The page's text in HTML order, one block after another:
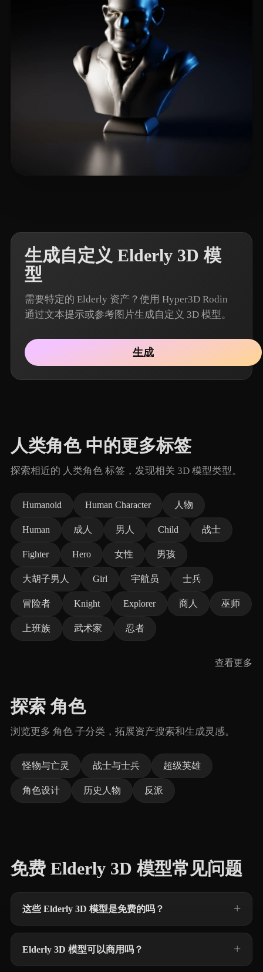
生成自定义 Elderly 3D 模
型
需要特定的 Elderly 资产？使用 Hyper3D Rodin
通过文本提示或参考图片生成自定义 3D 模型。
生成
人类角色 中的更多标签
探索相近的 人类角色 标签，发现相关 3D 模型类型。
Humanoid Human Character 人物
Human 成人 男人 Child 战士
Fighter Hero 女性 男孩
大胡子男人 Girl 宇航员 士兵
冒险者 Knight Explorer 商人 巫师
上班族 武术家 忍者
查看更多
探索 角色
浏览更多 角色 子分类，拓展资产搜索和生成灵感。
怪物与亡灵 战士与士兵 超级英雄
角色设计 历史人物 反派
免费 Elderly 3D 模型常见问题
这些 Elderly 3D 模型是免费的吗？
Elderly 3D 模型可以商用吗？